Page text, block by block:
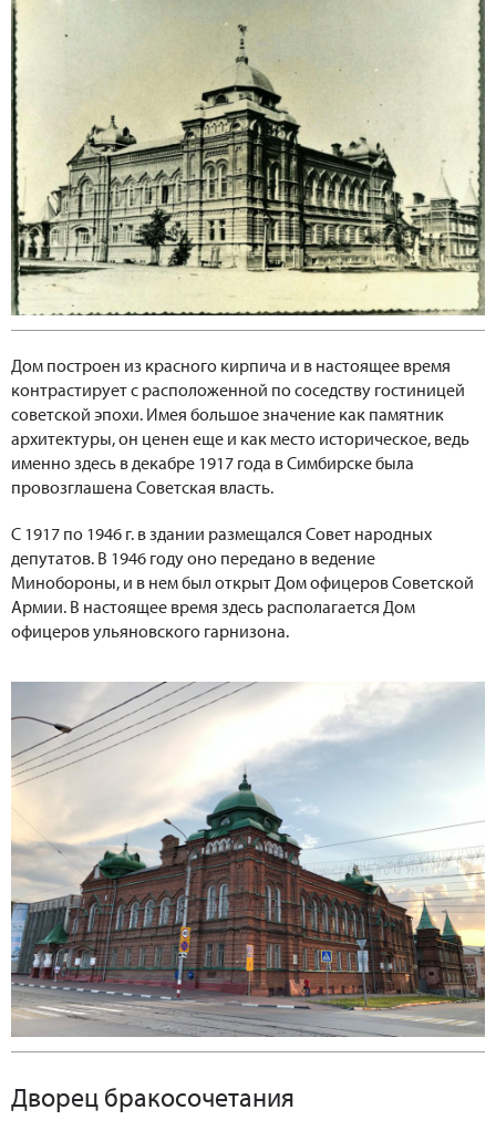
Дом построен из красного кирпича и в настоящее время
контрастирует с расположенной по соседству гостиницей
советской эпохи. Имея большое значение как памятник
архитектуры, он ценен еще и как место историческое, ведь
именно здесь в декабре 1917 года в Симбирске была
провозглашена Советская власть.
С 1917 по 1946 г. в здании размещался Совет народных
депутатов. В 1946 году оно передано в ведение
Минобороны, и в нем был открыт Дом офицеров Советской
Армии. В настоящее время здесь располагается Дом
офицеров ульяновского гарнизона.
Дворец бракосочетания